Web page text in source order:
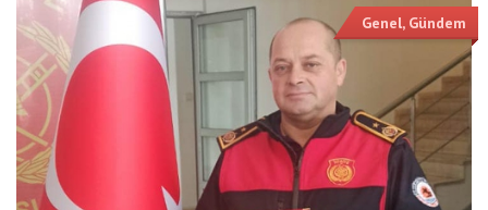
Genel, Gündem